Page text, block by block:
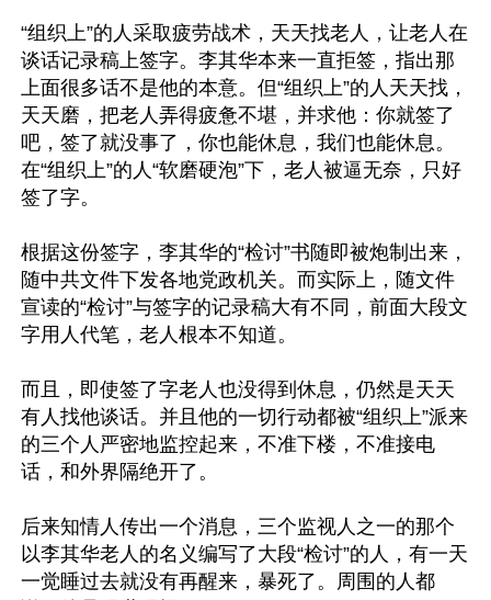
“组织上”的人采取疲劳战术，天天找老人，让老人在
谈话记录稿上签字。李其华本来一直拒签，指出那
上面很多话不是他的本意。但“组织上”的人天天找，
天天磨，把老人弄得疲惫不堪，并求他：你就签了
吧，签了就没事了，你也能休息，我们也能休息。
在“组织上”的人“软磨硬泡”下，老人被逼无奈，只好
签了字。
根据这份签字，李其华的“检讨”书随即被炮制出来，
随中共文件下发各地党政机关。而实际上，随文件
宣读的“检讨”与签字的记录稿大有不同，前面大段文
字用人代笔，老人根本不知道。
而且，即使签了字老人也没得到休息，仍然是天天
有人找他谈话。并且他的一切行动都被“组织上”派来
的三个人严密地监控起来，不准下楼，不准接电
话，和外界隔绝开了。
后来知情人传出一个消息，三个监视人之一的那个
以李其华老人的名义编写了大段“检讨”的人，有一天
一觉睡过去就没有再醒来，暴死了。周围的人都